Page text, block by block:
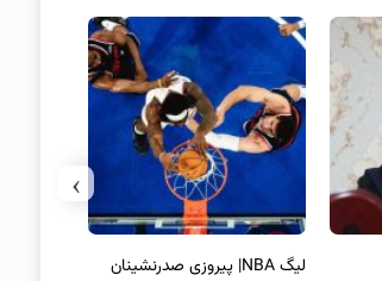
لیگ NBA| پیروزی صدرنشینان
›